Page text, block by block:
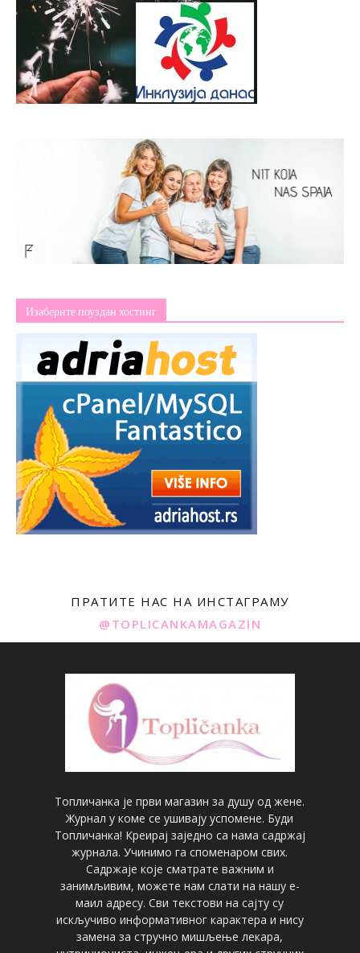
Изаберите поуздан хостинг
ПРАТИТЕ НАС НА ИНСТАГРАМУ
@TOPLICANKAMAGAZIN
Топличанка је први магазин за душу од жене.
Журнал у коме се ушивају успомене. Буди
Топличанка! Креирај заједно са нама садржај
журнала. Учинимо га споменаром свих.
Садржаје које сматрате важним и
занимљивим, можете нам слати на нашу е-
маил адресу. Сви текстови на сајту су
искључиво информативног карактера и нису
замена за стручно мишљење лекара,